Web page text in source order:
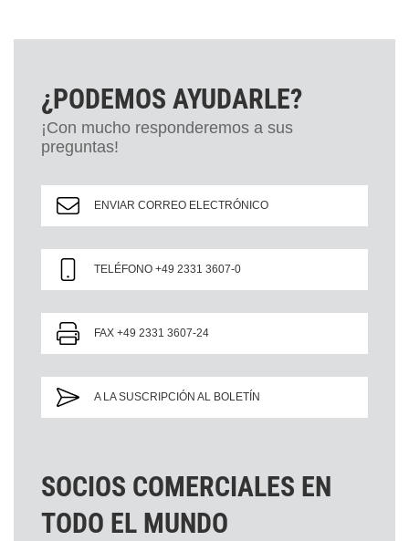
¿PODEMOS AYUDARLE?
¡Con mucho responderemos a sus
preguntas!
ENVIAR CORREO ELECTRÓNICO
TELÉFONO +49 2331 3607-0
FAX +49 2331 3607-24
A LA SUSCRIPCIÓN AL BOLETÍN
SOCIOS COMERCIALES EN
TODO EL MUNDO